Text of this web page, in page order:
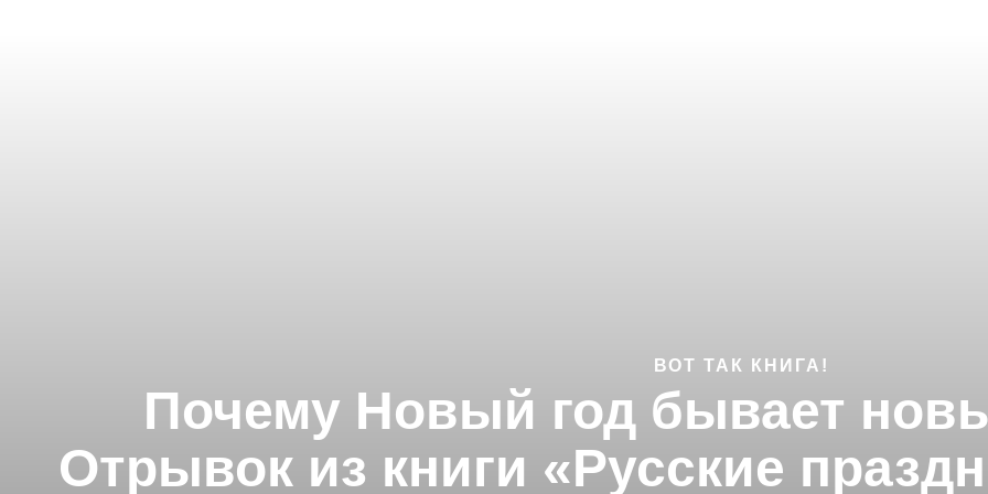
ВОТ ТАК КНИГА!
Почему Новый год бывает
Отрывок из книги «Русские